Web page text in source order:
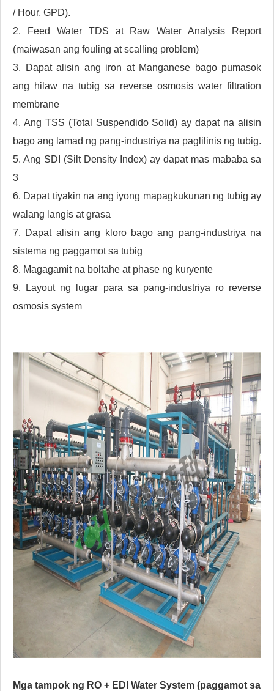
/ Hour, GPD).
2. Feed Water TDS at Raw Water Analysis Report
(maiwasan ang fouling at scalling problem)
3. Dapat alisin ang iron at Manganese bago pumasok
ang hilaw na tubig sa reverse osmosis water filtration
membrane
4. Ang TSS (Total Suspendido Solid) ay dapat na alisin
bago ang lamad ng pang-industriya na paglilinis ng tubig.
5. Ang SDI (Silt Density Index) ay dapat mas mababa sa
3
6. Dapat tiyakin na ang iyong mapagkukunan ng tubig ay
walang langis at grasa
7. Dapat alisin ang kloro bago ang pang-industriya na
sistema ng paggamot sa tubig
8. Magagamit na boltahe at phase ng kuryente
9. Layout ng lugar para sa pang-industriya ro reverse
osmosis system
Mga tampok ng RO + EDI Water System (paggamot sa